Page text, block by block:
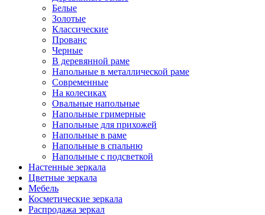
Белые
Золотые
Классические
Прованс
Черные
В деревянной раме
Напольные в металлической раме
Современные
На колесиках
Овальные напольные
Напольные гримерные
Напольные для прихожей
Напольные в раме
Напольные в спальню
Напольные с подсветкой
Настенные зеркала
Цветные зеркала
Мебель
Косметические зеркала
Распродажа зеркал